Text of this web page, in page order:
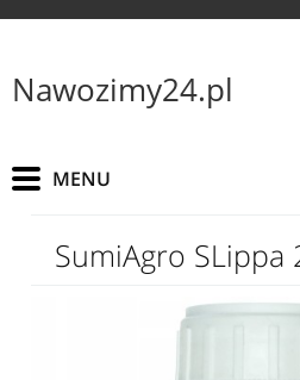
Nawozimy24.pl
SumiAgro SLippa